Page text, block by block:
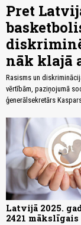
Pret
nāk klajā
Rasisms un
vērtībām, paziņojumā
ģenerālsekretārs
Latvijā 2025.
2421 mākslīgais